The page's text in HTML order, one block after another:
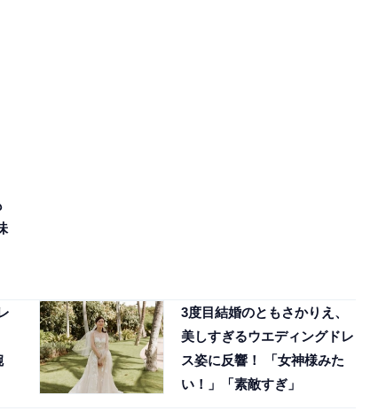
3度目結婚のともさかりえ、
美しすぎるウエディングドレ
ス姿に反響！ 「女神様みた
い！」「素敵すぎ」